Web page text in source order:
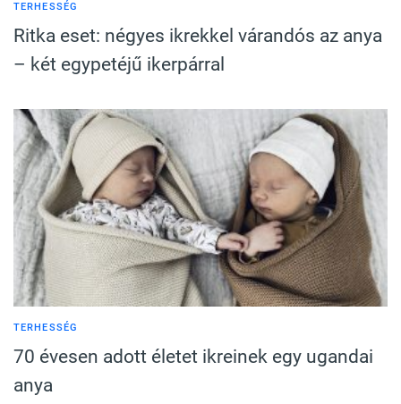
TERHESSÉG
Ritka eset: négyes ikrekkel várandós az anya
– két egypetéjű ikerpárral
TERHESSÉG
70 évesen adott életet ikreinek egy ugandai
anya